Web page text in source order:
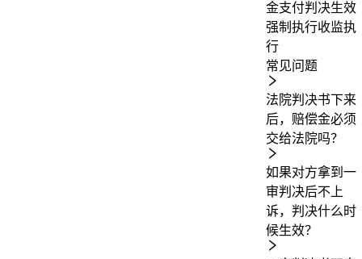
金支付判决生效
强制执行收监执
行
常见问题
法院判决书下来
后，赔偿金必须
交给法院吗？
如果对方拿到一
审判决后不上
诉，判决什么时
候生效？